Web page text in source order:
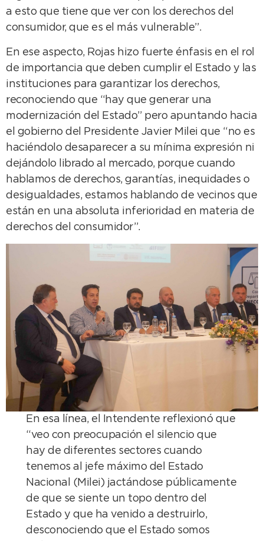
a esto que tiene que ver con los derechos del
consumidor, que es el más vulnerable”.
En ese aspecto, Rojas hizo fuerte énfasis en el rol
de importancia que deben cumplir el Estado y las
instituciones para garantizar los derechos,
reconociendo que “hay que generar una
modernización del Estado” pero apuntando hacia
el gobierno del Presidente Javier Milei que “no es
haciéndolo desaparecer a su mínima expresión ni
dejándolo librado al mercado, porque cuando
hablamos de derechos, garantías, inequidades o
desigualdades, estamos hablando de vecinos que
están en una absoluta inferioridad en materia de
derechos del consumidor”.
En esa línea, el Intendente reflexionó que
“veo con preocupación el silencio que
hay de diferentes sectores cuando
tenemos al jefe máximo del Estado
Nacional (Milei) jactándose públicamente
de que se siente un topo dentro del
Estado y que ha venido a destruirlo,
desconociendo que el Estado somos